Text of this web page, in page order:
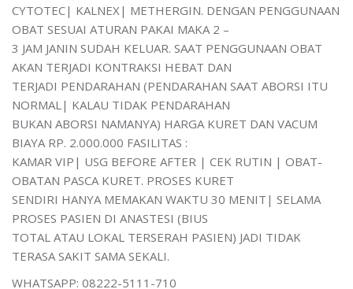
CYTOTEC| KALNEX| METHERGIN. DENGAN PENGGUNAAN
OBAT SESUAI ATURAN PAKAI MAKA 2 –
3 JAM JANIN SUDAH KELUAR. SAAT PENGGUNAAN OBAT
AKAN TERJADI KONTRAKSI HEBAT DAN
TERJADI PENDARAHAN (PENDARAHAN SAAT ABORSI ITU
NORMAL| KALAU TIDAK PENDARAHAN
BUKAN ABORSI NAMANYA) HARGA KURET DAN VACUM
BIAYA RP. 2.000.000 FASILITAS :
KAMAR VIP| USG BEFORE AFTER | CEK RUTIN | OBAT-
OBATAN PASCA KURET. PROSES KURET
SENDIRI HANYA MEMAKAN WAKTU 30 MENIT| SELAMA
PROSES PASIEN DI ANASTESI (BIUS
TOTAL ATAU LOKAL TERSERAH PASIEN) JADI TIDAK
TERASA SAKIT SAMA SEKALI.
WHATSAPP: 08222-5111-710